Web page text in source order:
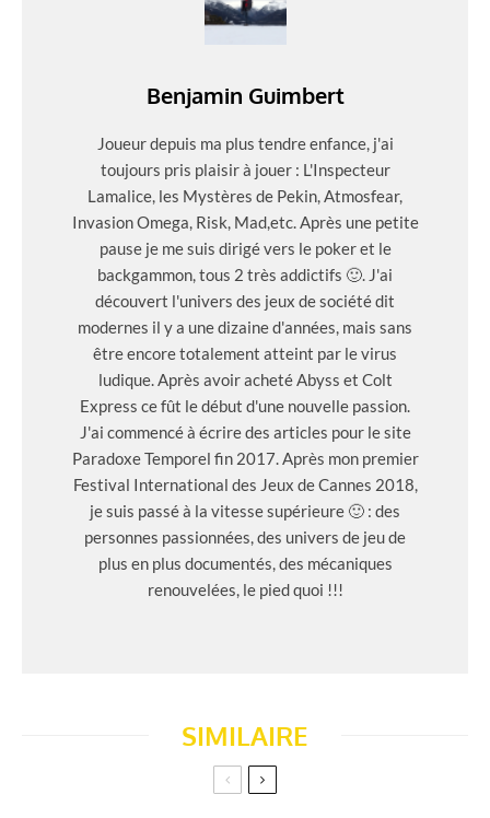
Benjamin Guimbert
Joueur depuis ma plus tendre enfance, j'ai
toujours pris plaisir à jouer : L'Inspecteur
Lamalice, les Mystères de Pekin, Atmosfear,
Invasion Omega, Risk, Mad,etc. Après une petite
pause je me suis dirigé vers le poker et le
backgammon, tous 2 très addictifs 🙂. J'ai
découvert l'univers des jeux de société dit
modernes il y a une dizaine d'années, mais sans
être encore totalement atteint par le virus
ludique. Après avoir acheté Abyss et Colt
Express ce fût le début d'une nouvelle passion.
J'ai commencé à écrire des articles pour le site
Paradoxe Temporel fin 2017. Après mon premier
Festival International des Jeux de Cannes 2018,
je suis passé à la vitesse supérieure 🙂 : des
personnes passionnées, des univers de jeu de
plus en plus documentés, des mécaniques
renouvelées, le pied quoi !!!
SIMILAIRE